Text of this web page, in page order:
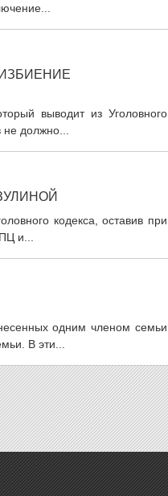
выводит из Уголовного
должно...
кодекса, оставив при
и...
одним членом семьи
В эти...